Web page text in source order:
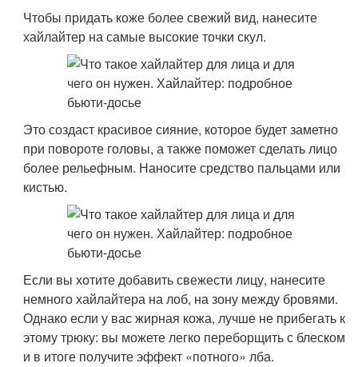
Чтобы придать коже более свежий вид, нанесите
хайлайтер на самые высокие точки скул.
Это создаст красивое сияние, которое будет заметно
при повороте головы, а также поможет сделать лицо
более рельефным. Наносите средство пальцами или
кистью.
Если вы хотите добавить свежести лицу, нанесите
немного хайлайтера на лоб, на зону между бровями.
Однако если у вас жирная кожа, лучше не прибегать к
этому трюку: вы можете легко переборщить с блеском
и в итоге получите эффект «потного» лба.